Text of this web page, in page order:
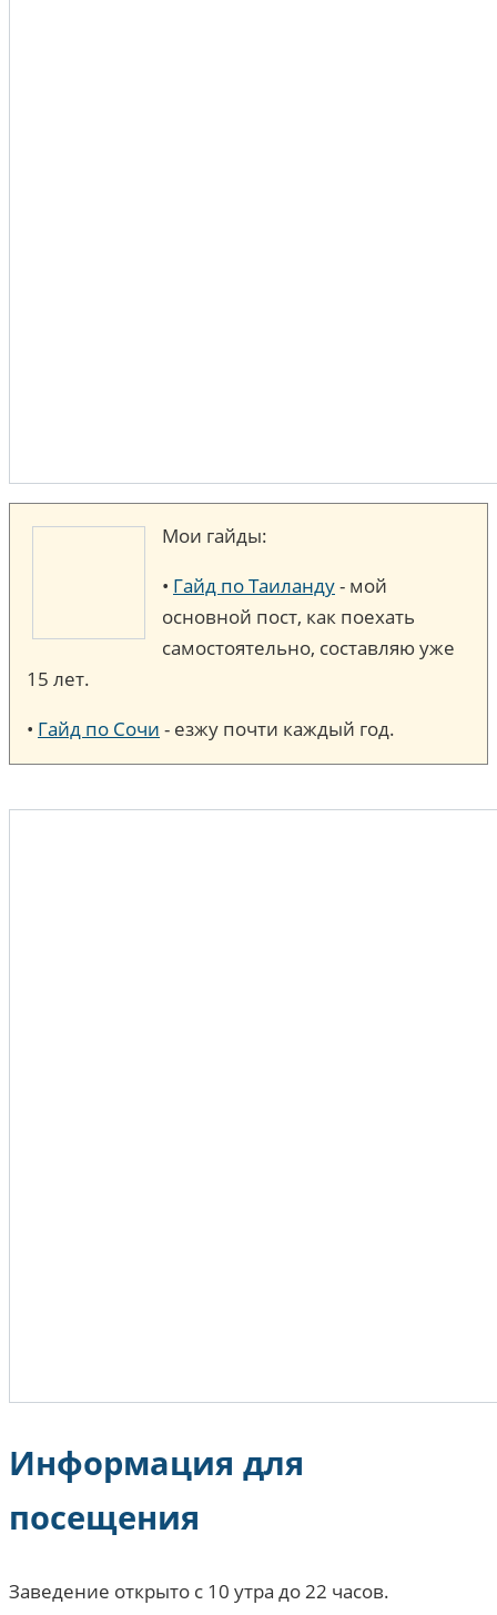
Мои гайды:
• Гайд по Таиланду- мой
основной пост, как поехать
самостоятельно, составляю уже
15 лет.
• Гайд по Сочи - езжу почти каждый год.
Информация для
посещения
Заведение открыто с 10 утра до 22 часов.